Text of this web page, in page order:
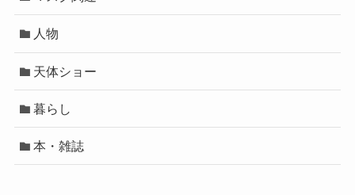
人物
天体ショー
暮らし
本・雑誌